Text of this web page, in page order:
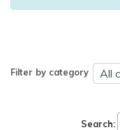
Filter by category
Search: